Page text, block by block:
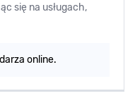
się na usługach,
online.